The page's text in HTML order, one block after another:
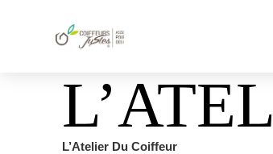
L’Atelier Du Coiffeur